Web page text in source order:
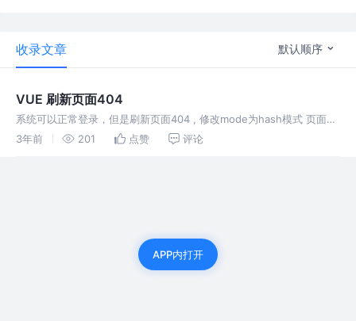
收录文章 默认顺序
VUE 刷新页面404
系统可以正常登录，但是刷新页面404 , 修改mode为hash模式 页面可
以正常刷新
3年前 201 点赞 评论
APP内打开